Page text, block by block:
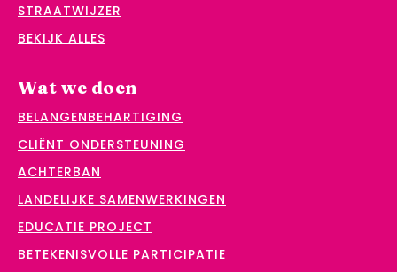
STRAATWIJZER
BEKIJK ALLES
Wat we doen
BELANGENBEHARTIGING
CLIËNT ONDERSTEUNING
ACHTERBAN
LANDELIJKE SAMENWERKINGEN
EDUCATIE PROJECT
BETEKENISVOLLE PARTICIPATIE